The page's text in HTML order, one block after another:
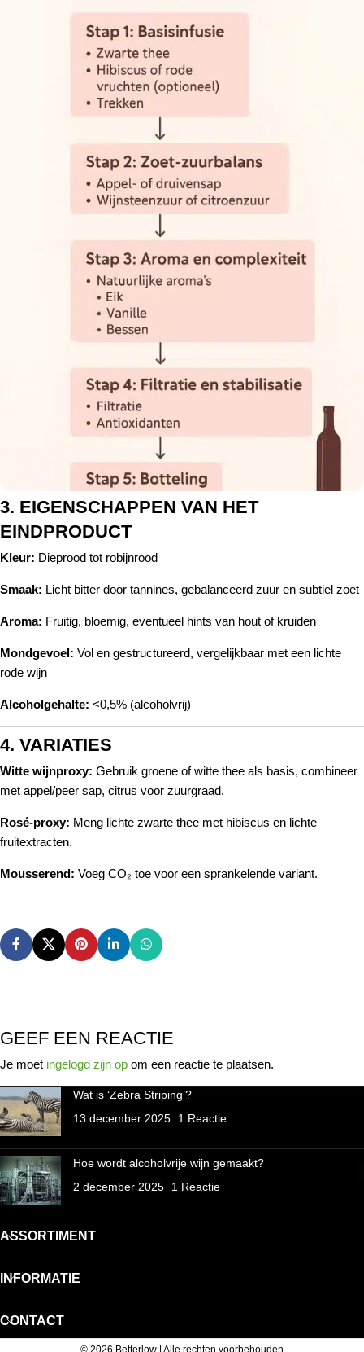
3. EIGENSCHAPPEN VAN HET
EINDPRODUCT
Kleur: Dieprood tot robijnrood
Smaak: Licht bitter door tannines, gebalanceerd zuur en subtiel zoet
Aroma: Fruitig, bloemig, eventueel hints van hout of kruiden
Mondgevoel: Vol en gestructureerd, vergelijkbaar met een lichte
rode wijn
Alcoholgehalte: <0,5% (alcoholvrij)
4. VARIATIES
Witte wijnproxy: Gebruik groene of witte thee als basis, combineer
met appel/peer sap, citrus voor zuurgraad.
Rosé-proxy: Meng lichte zwarte thee met hibiscus en lichte
fruitextracten.
Mousserend: Voeg CO₂ toe voor een sprankelende variant.
GEEF EEN REACTIE
Je moet ingelogd zijn op om een reactie te plaatsen.
Wat is ‘Zebra Striping’?
13 december 2025
1 Reactie
Hoe wordt alcoholvrije wijn gemaakt?
2 december 2025
1 Reactie
ASSORTIMENT
INFORMATIE
CONTACT